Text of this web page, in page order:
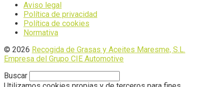
Aviso legal
Política de privacidad
Política de cookies
Normativa
© 2026 Recogida de Grasas y Aceites Maresme, S.L.
Empresa del Grupo CIE Automotive
Buscar